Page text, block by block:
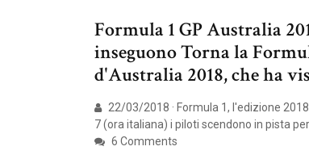
Formula 1 GP Australia
inseguono Torna la
d'Australia 2018, che ha
22/03/2018 · Formula 1, l'edizione
7 (ora italiana) i piloti scendono in pista per
6 Comments